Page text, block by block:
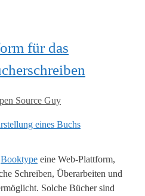
für das
Source Guy
Booktype eine Web-Plattform,
Schreiben, Überarbeiten und
Solche Bücher sind